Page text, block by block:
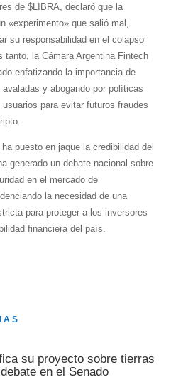
de $LIBRA, declaró que la
«experimento» que salió mal,
su responsabilidad en el colapso
tanto, la Cámara Argentina Fintech
enfatizando la importancia de
y abogando por políticas
para evitar futuros fraudes
puesto en jaque la credibilidad del
generado un debate nacional sobre
en el mercado de
la necesidad de una
para proteger a los inversores
financiera del país.
su proyecto sobre tierras
en el Senado